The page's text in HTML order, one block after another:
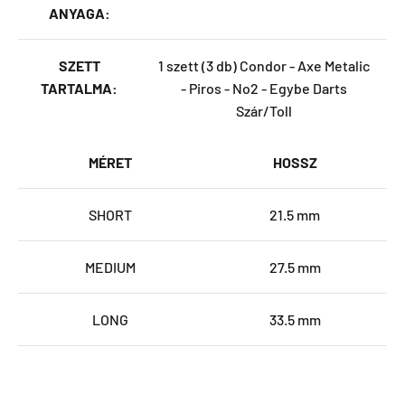
ANYAGA:
SZETT
TARTALMA:
1 szett (3 db) Condor - Axe Metalic
- Piros - No2 - Egybe Darts
Szár/Toll
MÉRET HOSSZ
SHORT 21.5 mm
MEDIUM 27.5 mm
LONG 33.5 mm